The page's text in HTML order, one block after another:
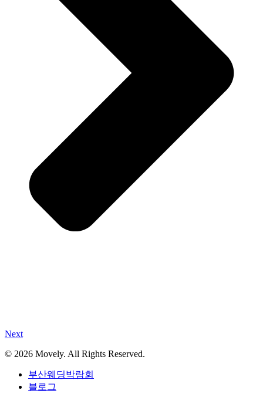
Next
© 2026 Movely. All Rights Reserved.
부산웨딩박람회
블로그